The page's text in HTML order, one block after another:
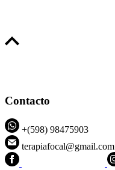
Contacto
+(598) 98475903
terapiafocal@gmail.com